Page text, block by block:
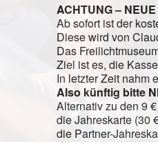
ACHTUNG –
Ab sofort ist der
Diese wird von
Das
Ziel ist es, die
In letzter Zeit nahm
Also künftig bitte
Alternativ zu den 9
die Jahreskarte (30
die Partner-